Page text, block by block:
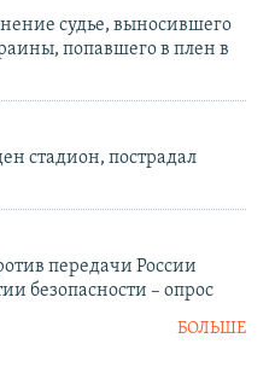
судье, выносившего
попавшего в плен в
стадион, пострадал
передачи России
безопасности – опрос
БОЛЬШЕ